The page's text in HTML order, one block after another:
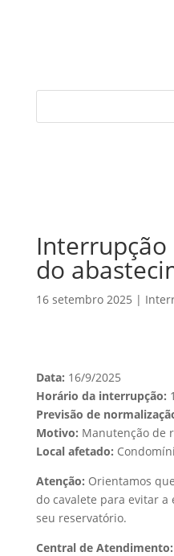
do
16 setembro 2025 |
Data: 16/9/2025
Horário da interrupção:
Previsão de
Motivo: Manutenção de
Local afetado:
Atenção: Orientamos
do cavalete para evitar
seu reservatório.
Central de Atendimento: